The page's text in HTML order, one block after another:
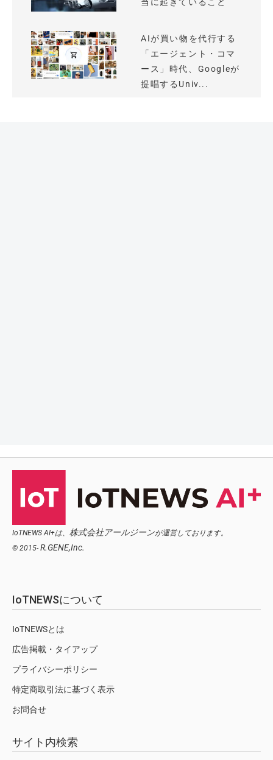
AIが買い物を代行する
「エージェント・コマ
ース」時代、Googleが
提唱するUniv...
IoTNEWS AI+は、 株式会社アールジーンが運営しております。
© 2015- R.GENE,Inc.
IoTNEWSについて
IoTNEWSとは
広告掲載・タイアップ
プライバシーポリシー
特定商取引法に基づく表示
お問合せ
サイト内検索